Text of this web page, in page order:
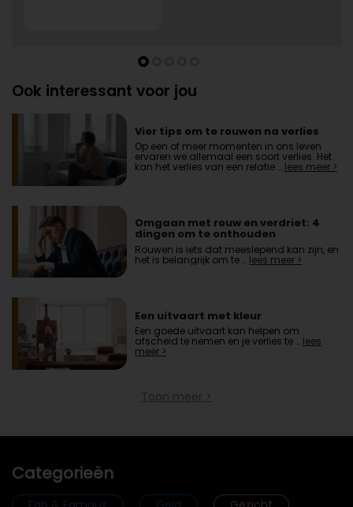
Ook interessant voor jou
Vier tips om te rouwen na verlies
Op een of meer momenten in ons leven
ervaren we allemaal een soort verlies. Het
kan het verlies van een relatie … lees meer >
Omgaan met rouw en verdriet: 4
dingen om te onthouden
Rouwen is iets dat meeslepend kan zijn, en
het is belangrijk om te … lees meer >
Een uitvaart met kleur
Een goede uitvaart kan helpen om
afscheid te nemen en je verlies te … lees
meer >
Toon meer >
Categorieën